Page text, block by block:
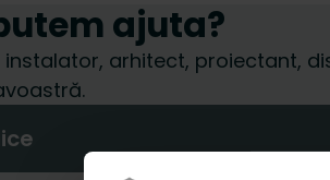
ajuta?
instalator, arhitect, proiectant,